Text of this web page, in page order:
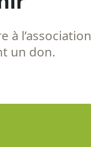
à l’association
un don.